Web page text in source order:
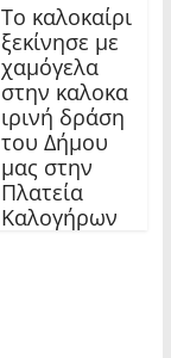
Το καλοκαίρι
ξεκίνησε με
χαμόγελα
στην καλοκα
ιρινή δράση
του Δήμου
μας στην
Πλατεία
Καλογήρων